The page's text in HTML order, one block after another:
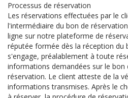
Processus de réservation
Les réservations effectuées par le
l'intermédiaire du bon de
ligne sur notre plateforme de
réputée formée dès la réception du
s'engage, préalablement à toute
informations demandées sur le bon
réservation. Le client atteste de la
informations transmises. Après le